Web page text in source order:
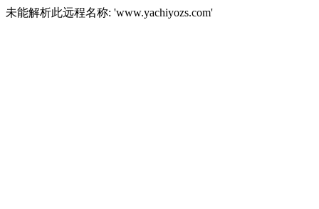
未能解析此远程名称: 'www.yachiyozs.com'